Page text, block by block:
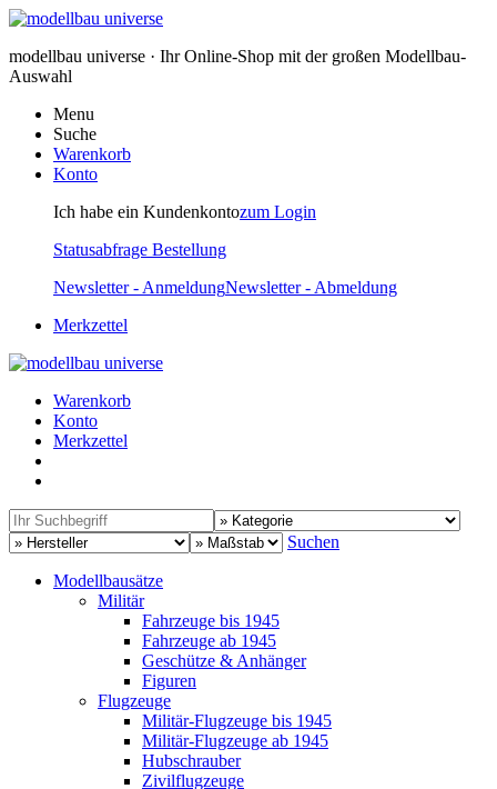
modellbau universe · Ihr Online-Shop mit der großen Modellbau-
Auswahl
Menu
Suche
Warenkorb
Konto
Ich habe ein Kundenkontozum Login
Statusabfrage Bestellung
Newsletter - AnmeldungNewsletter - Abmeldung
Merkzettel
Warenkorb
Konto
Merkzettel
Suchen
Modellbausätze
Militär
Fahrzeuge bis 1945
Fahrzeuge ab 1945
Geschütze & Anhänger
Figuren
Flugzeuge
Militär-Flugzeuge bis 1945
Militär-Flugzeuge ab 1945
Hubschrauber
Zivilflugzeuge